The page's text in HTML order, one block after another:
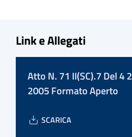
Link e Allegati
Atto N. 71 II(SC).7 Del 4 2
2005 Formato Aperto
SCARICA